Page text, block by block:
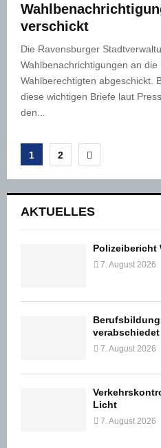
verschickt
Die Ravensburger
Wahlbenachrichtigungen an
Wahlberechtigten abgeschickt.
diese wichtigen Briefe laut
den...
der
Beiträge
1 2
AKTUELLES
Polizeibericht
7. August 2026
7. August 2026
Licht
7. August 2026